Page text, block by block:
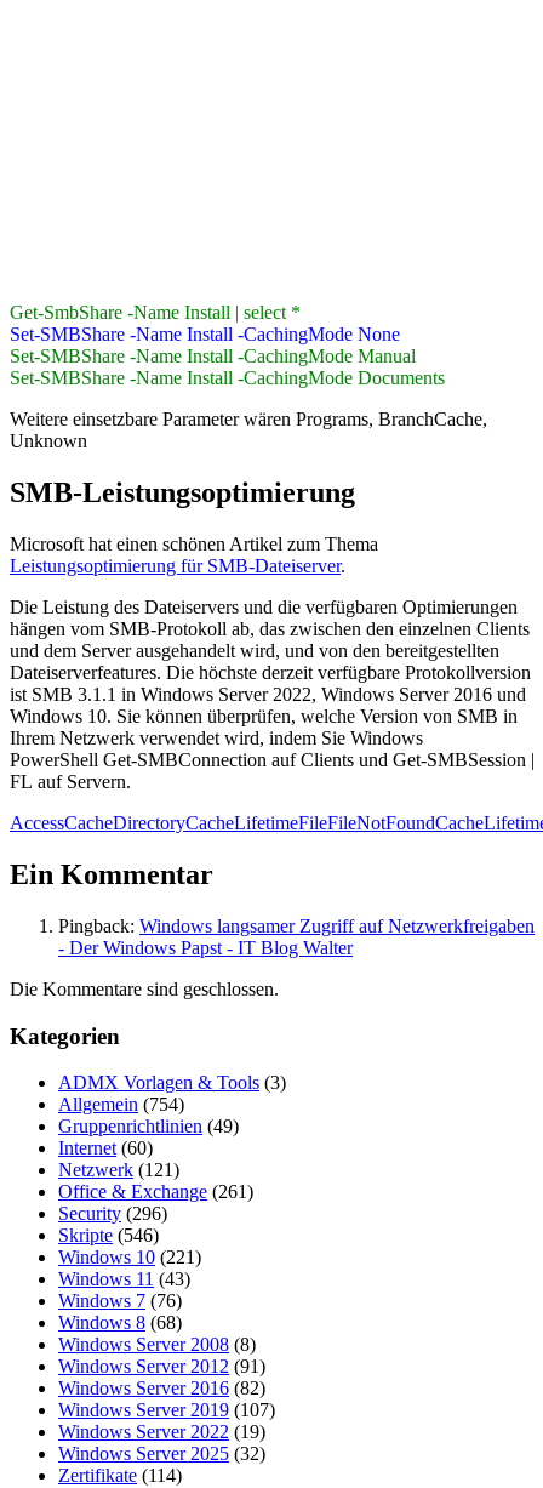
Get-SmbShare -Name Install | select *
Set-SMBShare -Name Install -CachingMode None
Set-SMBShare -Name Install -CachingMode Manual
Set-SMBShare -Name Install -CachingMode Documents
Weitere einsetzbare Parameter wären Programs, BranchCache,
Unknown
SMB-Leistungsoptimierung
Microsoft hat einen schönen Artikel zum Thema
Leistungsoptimierung für SMB-Dateiserver.
Die Leistung des Dateiservers und die verfügbaren Optimierungen
hängen vom SMB-Protokoll ab, das zwischen den einzelnen Clients
und dem Server ausgehandelt wird, und von den bereitgestellten
Dateiserverfeatures. Die höchste derzeit verfügbare Protokollversion
ist SMB 3.1.1 in Windows Server 2022, Windows Server 2016 und
Windows 10. Sie können überprüfen, welche Version von SMB in
Ihrem Netzwerk verwendet wird, indem Sie Windows
PowerShell Get-SMBConnection auf Clients und Get-SMBSession |
FL auf Servern.
AccessCacheDirectoryCacheLifetimeFile
Ein Kommentar
Pingback: Windows langsamer Zugriff auf Netzwerkfreigaben
- Der Windows Papst - IT Blog Walter
Die Kommentare sind geschlossen.
Kategorien
ADMX Vorlagen & Tools (3)
Allgemein (754)
Gruppenrichtlinien (49)
Internet(60)
Netzwerk (121)
Office & Exchange (261)
Security (296)
Skripte (546)
Windows 10 (221)
Windows 11 (43)
Windows 7 (76)
Windows 8 (68)
Windows Server 2008 (8)
Windows Server 2012 (91)
Windows Server 2016 (82)
Windows Server 2019 (107)
Windows Server 2022 (19)
Windows Server 2025 (32)
Zertifikate (114)